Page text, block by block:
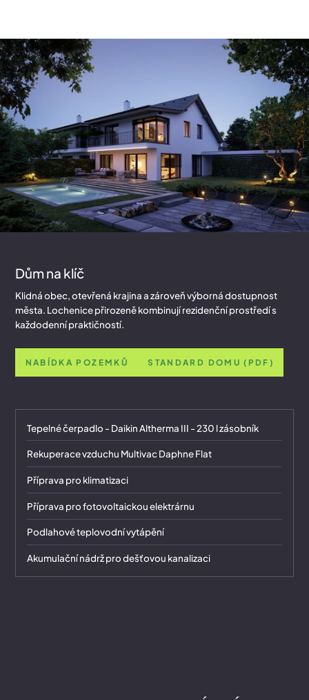
Dům na klíč
Klidná obec, otevřená krajina a zároveň výborná dostupnost
města. Lochenice přirozeně kombinují rezidenční prostředí s
každodenní praktičností.
NABÍDKA POZEMKŮ STANDARD DOMU (PDF)
Tepelné čerpadlo - Daikin Altherma III - 230 l zásobník
Rekuperace vzduchu Multivac Daphne Flat
Příprava pro klimatizaci
Příprava pro fotovoltaickou elektrárnu
Podlahové teplovodní vytápění
Akumulační nádrž pro dešťovou kanalizaci